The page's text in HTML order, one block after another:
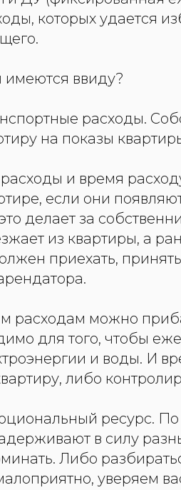
которых удается
имеются ввиду?
расходы.
на показы
и время
если они
делает за
из квартиры, а
приехать,
расходам можно
для того, чтобы
и воды. И
либо
ресурс.
в силу
Либо
уверяем